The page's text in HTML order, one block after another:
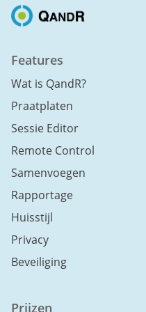
Features
Wat is QandR?
Praatplaten
Sessie Editor
Remote Control
Samenvoegen
Rapportage
Huisstijl
Privacy
Beveiliging
Prijzen